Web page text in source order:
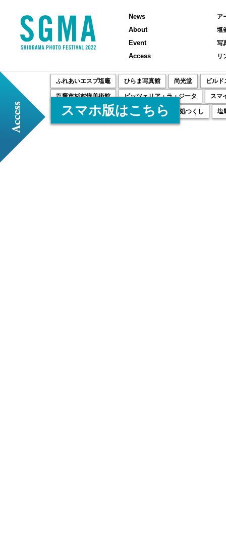
News
About
Event
Access
ア
塩
写
リ
ふれあいエスプ塩竈 ひらま写真館 尚光堂 ビルド
塩竈市杉村惇美術館 ピッツェリア・ラ・ジータ スマ
コーヒーとおやつの店andMore 塩竈お茶処つくし 塩
スマホ版はこちら